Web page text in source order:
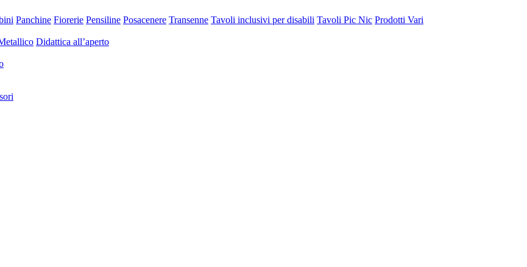
Panchine Fiorerie Pensiline Posacenere Transenne Tavoli inclusivi per disabili Tavoli Pic Nic Prodotti Vari
Didattica all’aperto